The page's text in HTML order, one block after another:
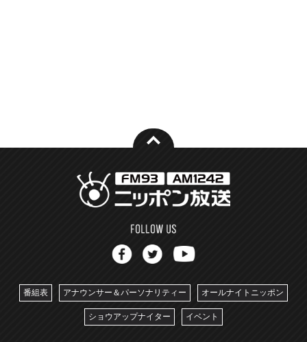
番組表 アナウンサー＆パーソナリティー オールナイトニッポン
ショウアップナイター イベント